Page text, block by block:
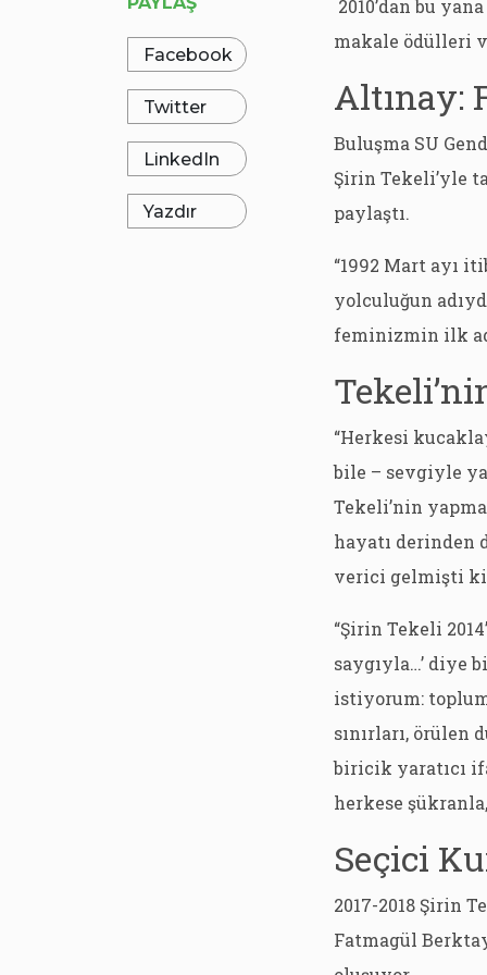
Facebook
Twitter
LinkedIn
Yazdır
2010’dan bu
makale ödülleri
Altınay:
Buluşma SU
Şirin Tekeli’yle
paylaştı.
“1992 Mart ayı
yolculuğun
feminizmin ilk
“Herkesi
bile – sevgiyle
Tekeli’nin
hayatı derinden
verici gelmişti
“Şirin Tekeli
saygıyla…’ diye
istiyorum:
sınırları,
biricik yaratıcı
herkese
Seçici
2017-2018 Şirin
Fatmagül